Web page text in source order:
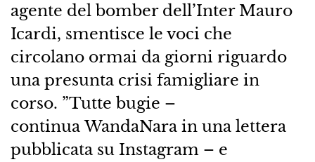
agente del bomber dell’Inter Mauro
Icardi, smentisce le voci che
circolano ormai da giorni riguardo
una presunta crisi famigliare in
corso. ”Tutte bugie –
continua WandaNara in una lettera
pubblicata su Instagram – e